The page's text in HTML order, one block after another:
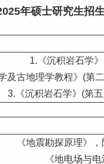
年硕士研究生招
1.《沉积岩石学
及古地理学教程》(第
3.《沉积岩石学》(第
《地震勘探原理》
《地电场与